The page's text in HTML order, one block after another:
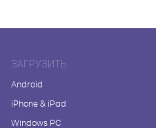
ЗАГРУЗИТЬ
Android
iPhone & iPad
Windows PC